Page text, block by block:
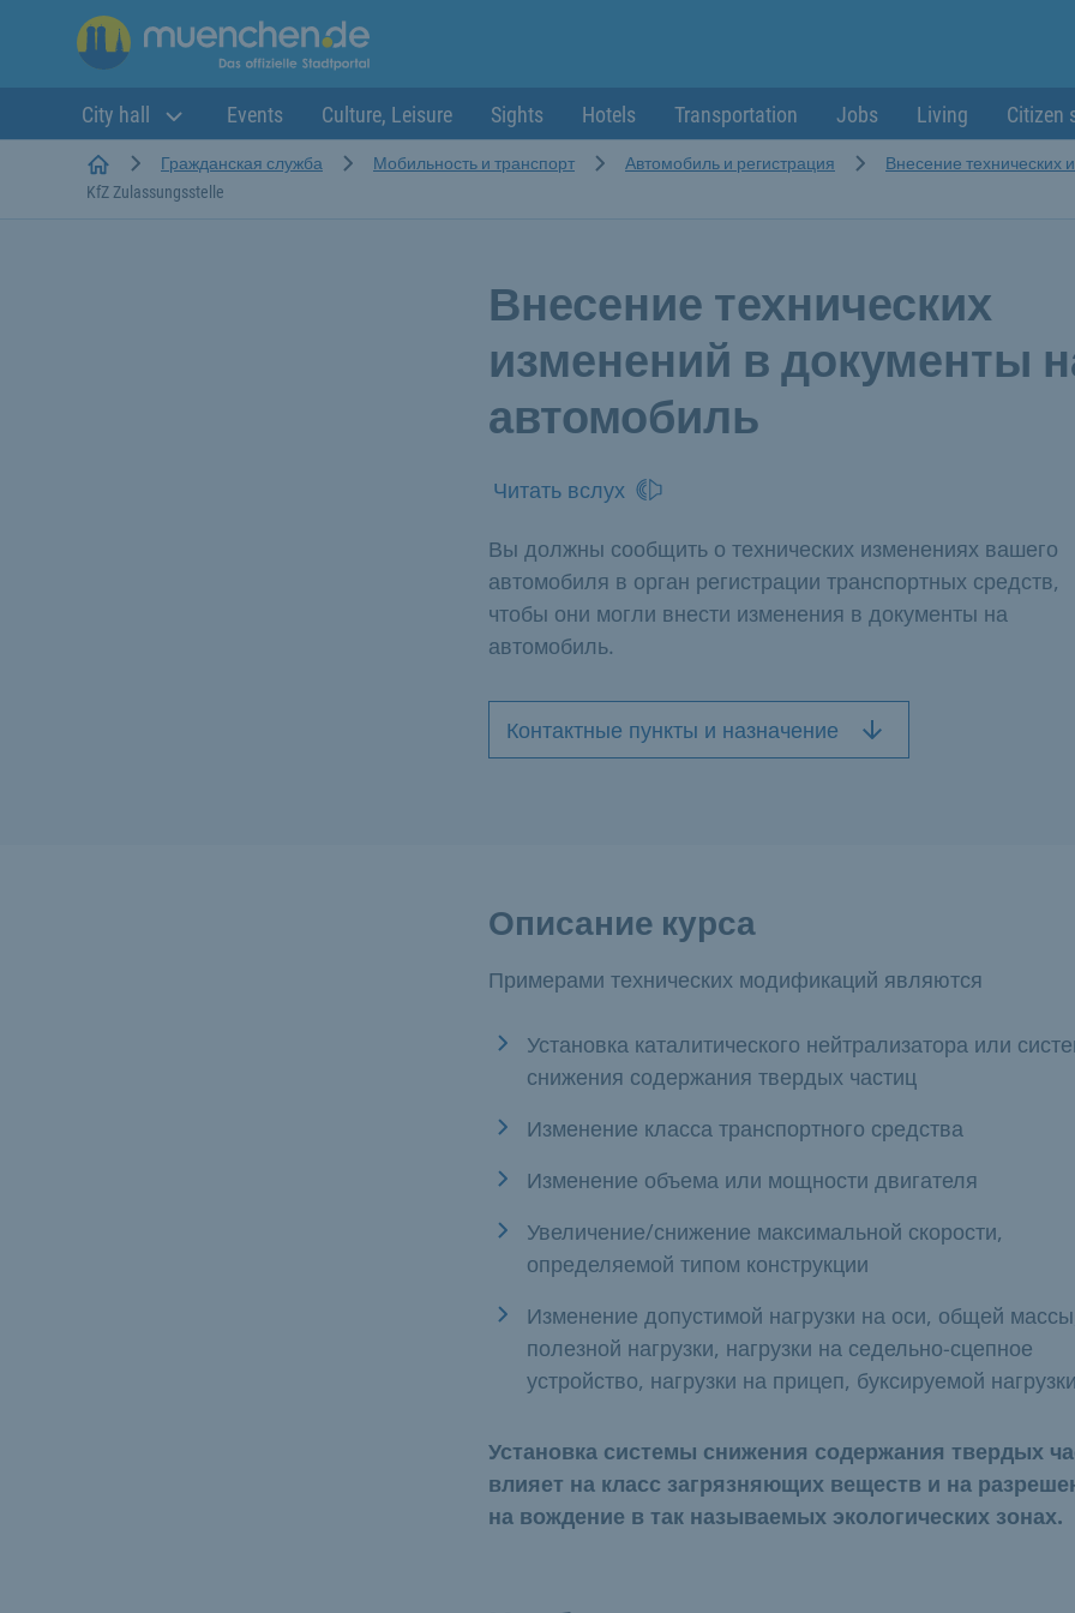
City hall Events Culture, Leisure Sights Hotels Transportation Jobs Living Citizen
StartseiteГражданская служба Мобильность и транспорт Автомобиль и регистрация
Внесение технических
KfZ Zulassungsstelle
Внесение технических
изменений в документы
автомобиль
Читать вслух
Вы должны сообщить о технических изменениях вашего
автомобиля в орган регистрации транспортных средств,
чтобы они могли внести изменения в документы на
автомобиль.
Контактные пункты и назначение
Описание курса
Примерами технических модификаций являются
Установка каталитического нейтрализатора или
снижения содержания твердых частиц
Изменение класса транспортного средства
Изменение объема или мощности двигателя
Увеличение/снижение максимальной скорости,
определяемой типом конструкции
Изменение допустимой нагрузки на оси, общей
полезной нагрузки, нагрузки на седельно-сцепное
устройство, нагрузки на прицеп, буксируемой
Установка системы снижения содержания твердых
влияет на класс загрязняющих веществ и на
на вождение в так называемых экологических зонах.